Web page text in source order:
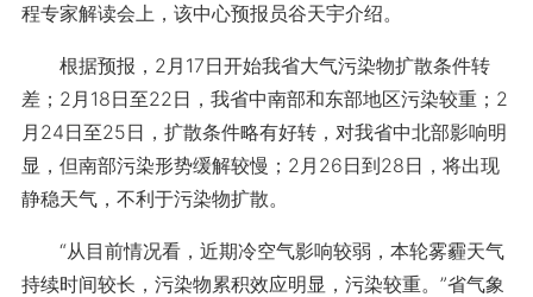
程专家解读会上，该中心预报员谷天宇介绍。
根据预报，2月17日开始我省大气污染物扩散条件转
差；2月18日至22日，我省中南部和东部地区污染较重；2
月24日至25日，扩散条件略有好转，对我省中北部影响明
显，但南部污染形势缓解较慢；2月26日到28日，将出现
静稳天气，不利于污染物扩散。
“从目前情况看，近期冷空气影响较弱，本轮雾霾天气
持续时间较长，污染物累积效应明显，污染较重。”省气象